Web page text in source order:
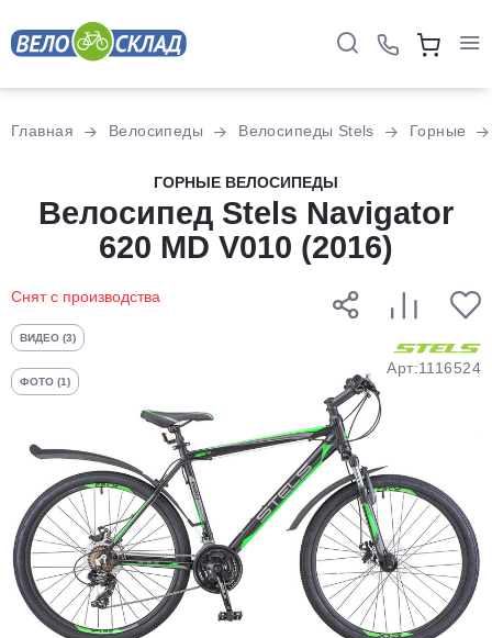
Главная Велосипеды Велосипеды Stels Горные
ГОРНЫЕ ВЕЛОСИПЕДЫ
Велосипед Stels Navigator
620 MD V010 (2016)
Снят с производства
ВИДЕО (3)
ФОТО (1)
Арт:1116524
Разбейте
оплатуна части
без переплат
График платежей
Добавляйте товары
в корзину
Оплачивайте сегодня только